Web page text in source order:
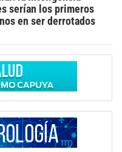
serían los primeros
en ser derrotados